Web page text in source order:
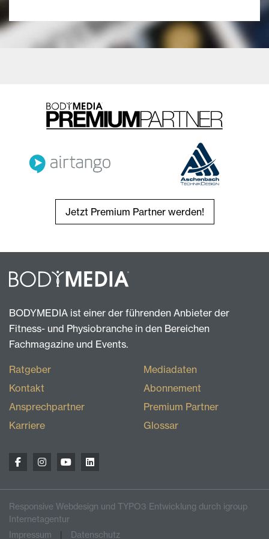
Jetzt Premium Partner werden!
BODYMEDIA ist einer der führenden Anbieter der
Fitness- und Physiobranche in den Bereichen
Fachmagazine und Events.
Ratgeber
Kontakt
Ansprechpartner
Karriere
Mediadaten
Abonnement
Premium Partner
Glossar
Responsive Webdesign und TYPO3 Entwicklung durch igroup
Internetagentur
Impressum
Datenschutz